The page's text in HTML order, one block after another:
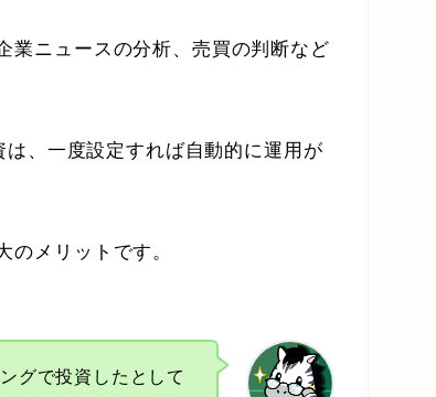
業ニュースの分析、売買の判断など
、一度設定すれば自動的に運用が
のメリットです。
グで投資したとして